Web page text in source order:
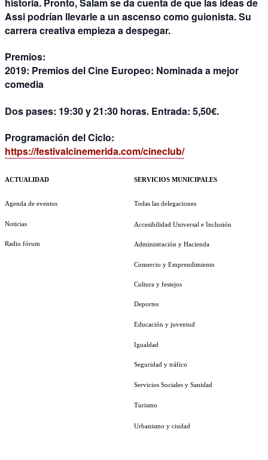
Assi podrían llevarle a un ascenso como guionista. Su
carrera creativa empieza a despegar.
Premios:
2019: Premios del Cine Europeo: Nominada a mejor
comedia
Dos pases: 19:30 y 21:30 horas. Entrada: 5,50€.
Programación del Ciclo:
https://festivalcinemerida.com/cineclub/
ACTUALIDAD
Agenda de eventos
Noticias
Radio fórum
SERVICIOS MUNICIPALES
Todas las delegaciones
Accesibilidad Universal e Inclusión
Administración y Hacienda
Comercio y Emprendimiento
Cultura y festejos
Deportes
Educación y juventud
Igualdad
Seguridad y tráfico
Servicios Sociales y Sanidad
Turismo
Urbanismo y ciudad